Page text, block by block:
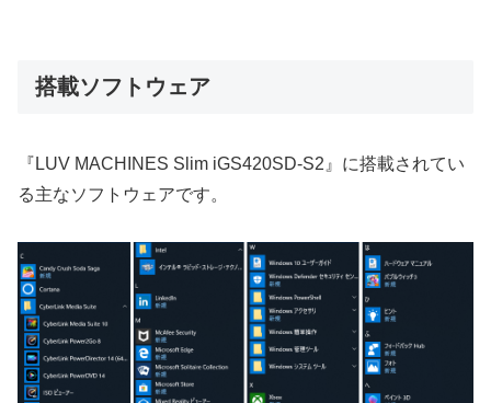
搭載ソフトウェア
『LUV MACHINES Slim iGS420SD-S2』に搭載されてい
る主なソフトウェアです。